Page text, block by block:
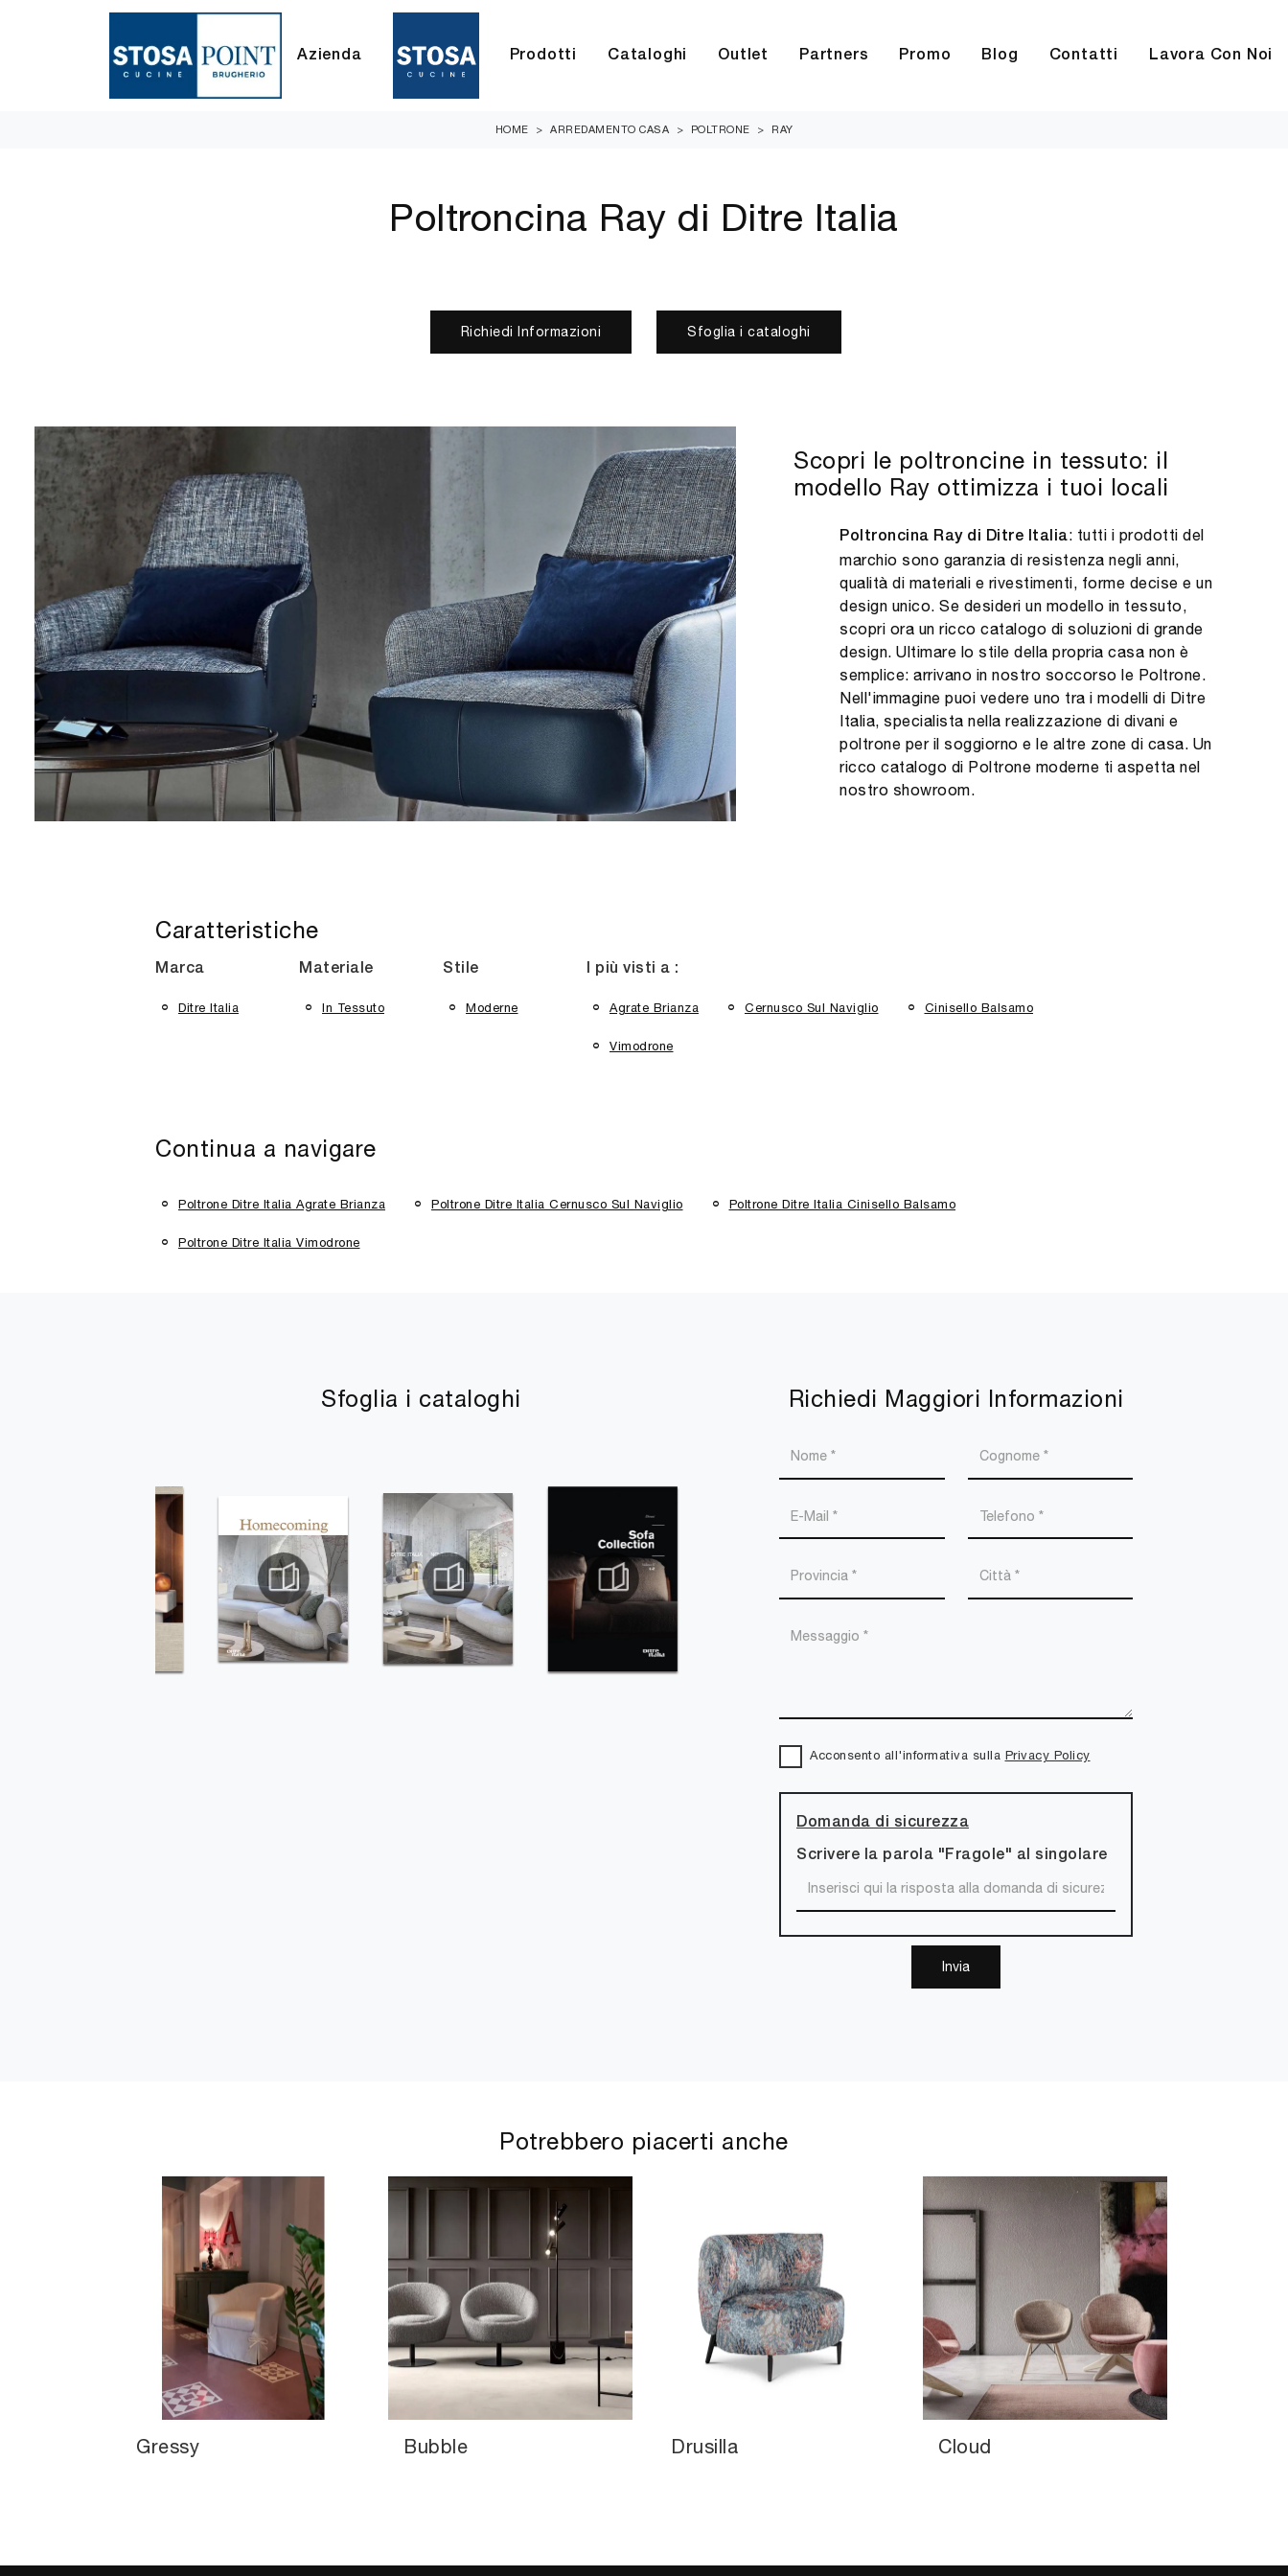
Azienda Prodotti Cataloghi Outlet Partners Promo Blog Contatti Lavora Con Noi
HOME > ARREDAMENTO CASA > POLTRONE > RAY
Poltroncina Ray di Ditre Italia
Richiedi Informazioni Sfoglia i cataloghi
Scopri le poltroncine in tessuto: il
modello Ray ottimizza i tuoi locali
Poltroncina Ray di Ditre Italia: tutti i prodotti del
marchio sono garanzia di resistenza negli anni,
qualità di materiali e rivestimenti, forme decise e un
design unico. Se desideri un modello in tessuto,
scopri ora un ricco catalogo di soluzioni di grande
design. Ultimare lo stile della propria casa non è
semplice: arrivano in nostro soccorso le Poltrone.
Nell'immagine puoi vedere uno tra i modelli di Ditre
Italia, specialista nella realizzazione di divani e
poltrone per il soggiorno e le altre zone di casa. Un
ricco catalogo di Poltrone moderne ti aspetta nel
nostro showroom.
Caratteristiche
Marca
Ditre Italia
Materiale
In Tessuto
Stile
Moderne
I più visti a :
Agrate Brianza Cernusco Sul Naviglio Cinisello Balsamo
Vimodrone
Continua a navigare
Poltrone Ditre Italia Agrate Brianza Poltrone Ditre Italia Cernusco Sul Naviglio Poltrone Ditre Italia Cinisello Balsamo
Poltrone Ditre Italia Vimodrone
Sfoglia i cataloghi Richiedi Maggiori Informazioni
Acconsento all'informativa sulla Privacy Policy
Domanda di sicurezza
Scrivere la parola "Fragole" al singolare
Invia
Potrebbero piacerti anche
Gressy Bubble Drusilla Cloud